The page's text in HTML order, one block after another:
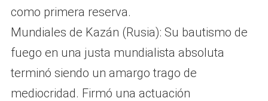
como primera reserva.
Mundiales de Kazán (Rusia): Su bautismo de
fuego en una justa mundialista absoluta
terminó siendo un amargo trago de
mediocridad. Firmó una actuación